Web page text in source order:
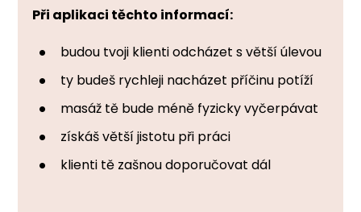
Při aplikaci těchto informací:
budou tvoji klienti odcházet s větší úlevou
ty budeš rychleji nacházet příčinu potíží
masáž tě bude méně fyzicky vyčerpávat
získáš větší jistotu při práci
klienti tě zašnou doporučovat dál